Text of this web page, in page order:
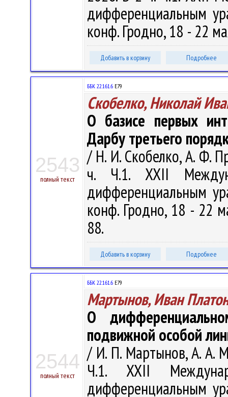
дифференциальным
конф. Гродно, 18 - 22
Добавить в корзину Подробнее
2543
полный текст
ББК 22.161.6 Е79
Скобелко, Николай
О базисе первых
Дарбу третьего
/ Н. И. Скобелко, А. Ф.
ч. Ч.1. XXII
дифференциальным
конф. Гродно, 18 - 22
88.
Добавить в корзину Подробнее
2544
полный текст
ББК 22.161.6 Е79
Мартынов, Иван
О
подвижной особой
/ И. П. Мартынов, А. А.
Ч.1. XXII
дифференциальным